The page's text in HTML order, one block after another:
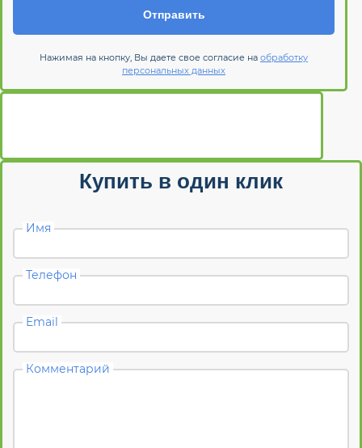
Отправить
Нажимая на кнопку, Вы даете свое согласие на обработку
персональных данных
Купить в один клик
Имя
Телефон
Email
Комментарий